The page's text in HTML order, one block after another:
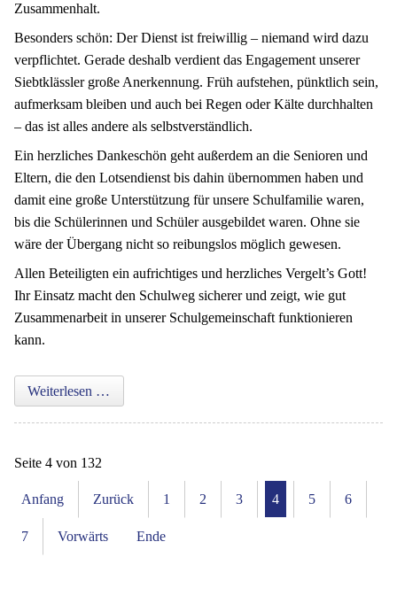
Zusammenhalt.
Besonders schön: Der Dienst ist freiwillig – niemand wird dazu
verpflichtet. Gerade deshalb verdient das Engagement unserer
Siebtklässler große Anerkennung. Früh aufstehen, pünktlich sein,
aufmerksam bleiben und auch bei Regen oder Kälte durchhalten
– das ist alles andere als selbstverständlich.
Ein herzliches Dankeschön geht außerdem an die Senioren und
Eltern, die den Lotsendienst bis dahin übernommen haben und
damit eine große Unterstützung für unsere Schulfamilie waren,
bis die Schülerinnen und Schüler ausgebildet waren. Ohne sie
wäre der Übergang nicht so reibungslos möglich gewesen.
Allen Beteiligten ein aufrichtiges und herzliches Vergelt’s Gott!
Ihr Einsatz macht den Schulweg sicherer und zeigt, wie gut
Zusammenarbeit in unserer Schulgemeinschaft funktionieren
kann.
Weiterlesen …
Seite 4 von 132
Anfang Zurück 1 2 3 4 5 6
7 Vorwärts Ende